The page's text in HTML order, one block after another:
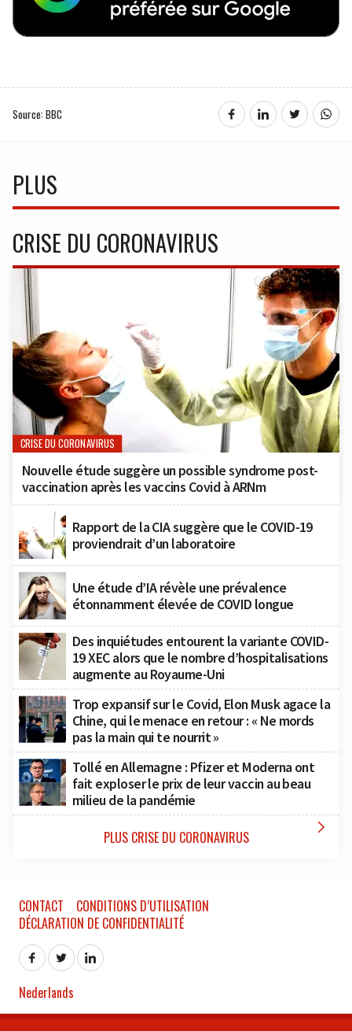
Source: BBC
PLUS
CRISE DU CORONAVIRUS
CRISE DU CORONAVIRUS
Nouvelle étude suggère un possible syndrome post-
vaccination après les vaccins Covid à ARNm
Rapport de la CIA suggère que le COVID-19
proviendrait d’un laboratoire
Une étude d’IA révèle une prévalence
étonnamment élevée de COVID longue
Des inquiétudes entourent la variante COVID-
19 XEC alors que le nombre d’hospitalisations
augmente au Royaume-Uni
Trop expansif sur le Covid, Elon Musk agace la
Chine, qui le menace en retour : « Ne mords
pas la main qui te nourrit »
Tollé en Allemagne : Pfizer et Moderna ont
fait exploser le prix de leur vaccin au beau
milieu de la pandémie
PLUS CRISE DU CORONAVIRUS 
CONTACT
CONDITIONS D’UTILISATION
DÉCLARATION DE CONFIDENTIALITÉ
Nederlands